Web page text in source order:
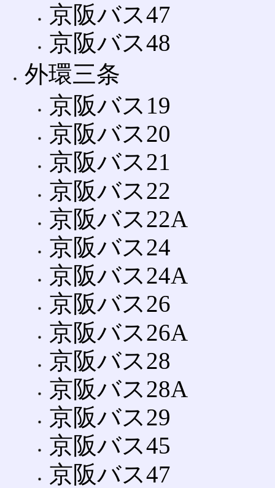
京阪バス47
京阪バス48
外環三条
京阪バス19
京阪バス20
京阪バス21
京阪バス22
京阪バス22A
京阪バス24
京阪バス24A
京阪バス26
京阪バス26A
京阪バス28
京阪バス28A
京阪バス29
京阪バス45
京阪バス47